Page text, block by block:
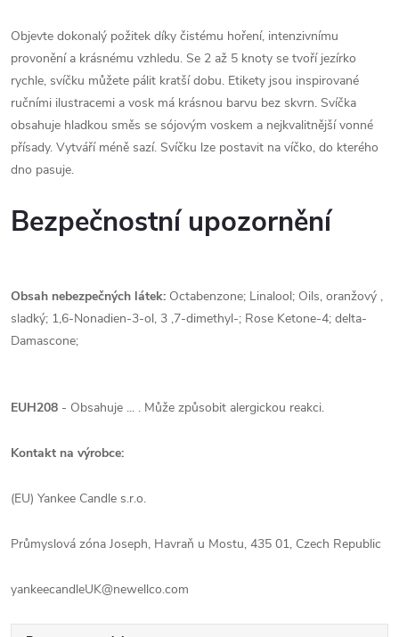
Objevte dokonalý požitek díky čistému hoření, intenzivnímu
provonění a krásnému vzhledu. Se 2 až 5 knoty se tvoří jezírko
rychle, svíčku můžete pálit kratší dobu. Etikety jsou inspirované
ručními ilustracemi a vosk má krásnou barvu bez skvrn. Svíčka
obsahuje hladkou směs se sójovým voskem a nejkvalitnější vonné
přísady. Vytváří méně sazí. Svíčku lze postavit na víčko, do kterého
dno pasuje.
Bezpečnostní upozornění
Obsah nebezpečných látek: Octabenzone; Linalool; Oils, oranžový ,
sladký; 1,6-Nonadien-3-ol, 3 ,7-dimethyl-; Rose Ketone-4; delta-
Damascone;
EUH208 - Obsahuje ... . Může způsobit alergickou reakci.
Kontakt na výrobce:
(EU) Yankee Candle s.r.o.
Průmyslová zóna Joseph, Havraň u Mostu, 435 01, Czech Republic
yankeecandleUK@newellco.com